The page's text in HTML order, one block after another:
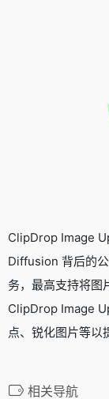
ClipDrop Image
Diffusion 背后的
务，最高支持将图
ClipDrop Image
点、锐化图片等以
相关导航